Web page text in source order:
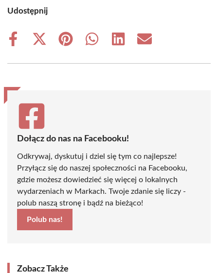
Udostępnij
Share
Share
(Twitter)
Share
Share
Share
Share
Dołącz do nas na Facebooku!
Odkrywaj, dyskutuj i dziel się tym co najlepsze!
Przyłącz się do naszej społeczności na Facebooku,
gdzie możesz dowiedzieć się więcej o lokalnych
wydarzeniach w Markach. Twoje zdanie się liczy -
polub naszą stronę i bądź na bieżąco!
Polub nas!
Zobacz Także